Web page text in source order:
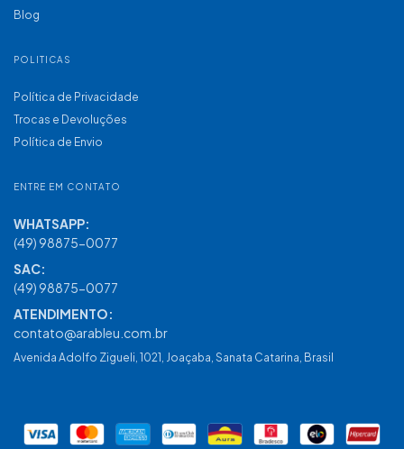
Blog
POLITICAS
Política de Privacidade
Trocas e Devoluções
Política de Envio
ENTRE EM CONTATO
(49) 98875-0077
contato@arableu.com.br
Avenida Adolfo Zigueli, 1021, Joaçaba, Sanata Catarina, Brasil